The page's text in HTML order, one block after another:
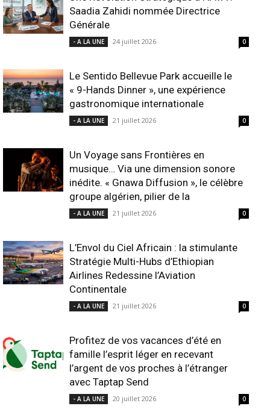
Saadia Zahidi nommée Directrice
Générale
- A LA UNE 24 juillet 2026 0
Le Sentido Bellevue Park accueille le
« 9-Hands Dinner », une expérience
gastronomique internationale
- A LA UNE 21 juillet 2026 0
Un Voyage sans Frontières en
musique… Via une dimension sonore
inédite. « Gnawa Diffusion », le célèbre
groupe algérien, pilier de la
- A LA UNE 21 juillet 2026 0
L’Envol du Ciel Africain : la stimulante
Stratégie Multi-Hubs d’Ethiopian
Airlines Redessine l’Aviation
Continentale
- A LA UNE 21 juillet 2026 0
Profitez de vos vacances d’été en
famille l’esprit léger en recevant
l’argent de vos proches à l’étranger
avec Taptap Send
- A LA UNE 20 juillet 2026 0